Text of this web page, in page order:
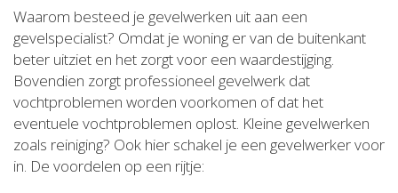
Waarom besteed je gevelwerken uit aan een
gevelspecialist? Omdat je woning er van de buitenkant
beter uitziet en het zorgt voor een waardestijging.
Bovendien zorgt professioneel gevelwerk dat
vochtproblemen worden voorkomen of dat het
eventuele vochtproblemen oplost. Kleine gevelwerken
zoals reiniging? Ook hier schakel je een gevelwerker voor
in. De voordelen op een rijtje: